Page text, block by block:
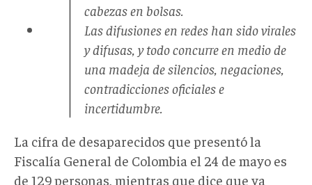
cabezas en bolsas.
Las difusiones en redes han sido virales
y difusas, y todo concurre en medio de
una madeja de silencios, negaciones,
contradicciones oficiales e
incertidumbre.
La cifra de desaparecidos que presentó la
Fiscalía General de Colombia el 24 de mayo es
de 129 personas, mientras que dice que ya